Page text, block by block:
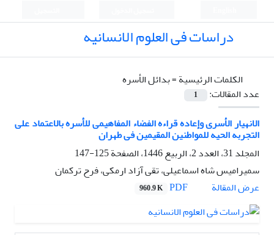
دراسات فی العلوم الانسانیه
الكلمات الرئيسية =بدائل الأسره
عدد المقالات:
1
الانهیار الأسری وإعاده قراءه الفضاء المفاهیمی للأسره بالاعتماد علی
التجربه الحیه للمواطنین المقیمین فی طهران
المجلد 31، العدد 2، الربيع 1446، الصفحة
125-147
سمیرامیس شاه اسماعیلی، تقی آزاد ارمکی، فرح ترکمان
عرض المقالة
960.9 K